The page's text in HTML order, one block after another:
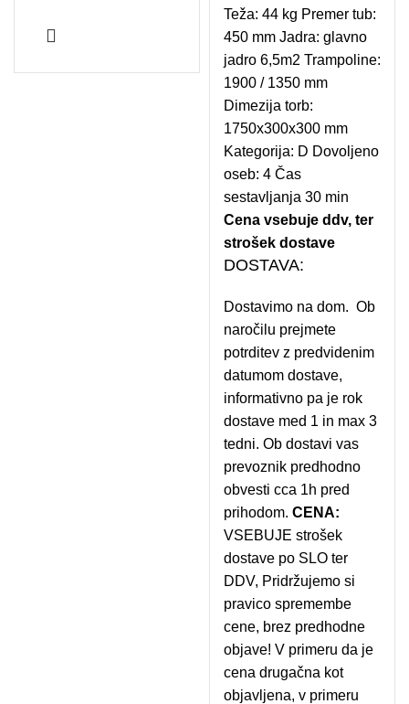
Teža: 44 kg Premer tub:
450 mm Jadra: glavno
jadro 6,5m2 Trampoline:
1900 / 1350 mm
Dimezija torb:
1750x300x300 mm
Kategorija: D Dovoljeno
oseb: 4 Čas
sestavljanja 30 min
Cena vsebuje ddv, ter
strošek dostave
DOSTAVA:
Dostavimo na dom. Ob
naročilu prejmete
potrditev z predvidenim
datumom dostave,
informativno pa je rok
dostave med 1 in max 3
tedni. Ob dostavi vas
prevoznik predhodno
obvesti cca 1h pred
prihodom. CENA:
VSEBUJE strošek
dostave po SLO ter
DDV, Pridržujemo si
pravico spremembe
cene, brez predhodne
objave! V primeru da je
cena drugačna kot
objavljena, v primeru